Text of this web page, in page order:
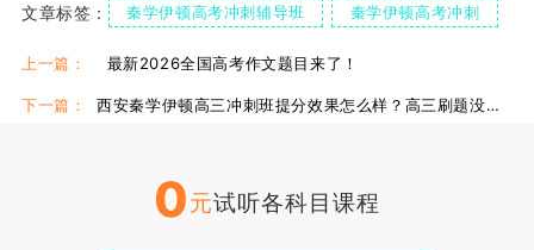
文章标签： 秦学伊顿高考冲刺辅导班 秦学伊顿高考冲刺
秦学伊顿高考冲刺怎么样
上一篇： 最新2026全国高考作文题目来了！
下一篇： 西安秦学伊顿高三冲刺班提分效果怎么样？高三刷题没效果咋办？
0元试听各科目课程